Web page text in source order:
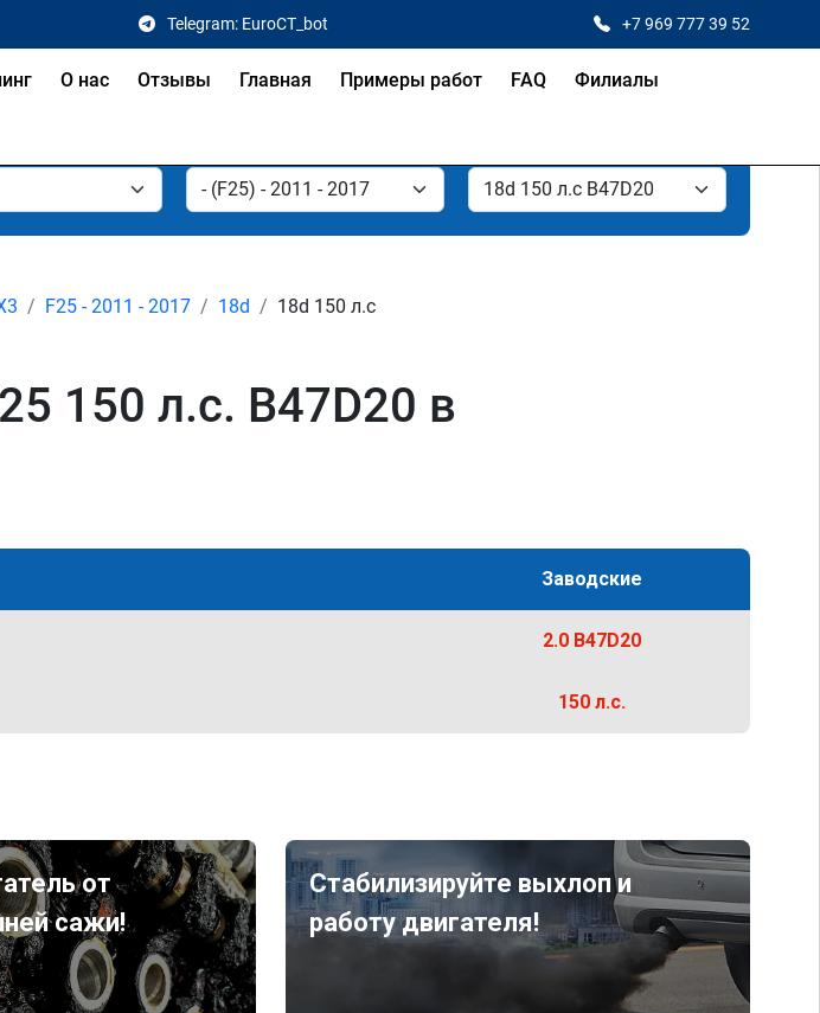
Telegram: EuroCT_bot +7 969 777 39 52
О нас Отзывы Главная Примеры работ FAQ Филиалы
F25 - 2011 - 2017 18d 18d 150 л.с
150 л.с. B47D20 в
Заводские
2.0 B47D20
150 л.с.
от
сажи!
Стабилизируйте выхлоп и
работу двигателя!